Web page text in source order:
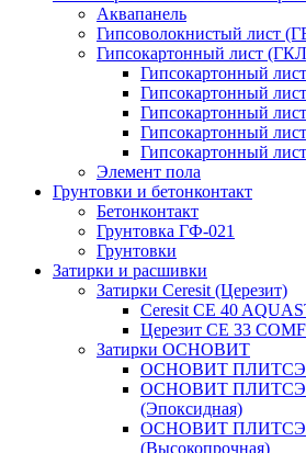
Аквапанель
Гипсоволокнистый лист
Гипсокартонный лист
Гипсокартонный
Гипсокартонный
Гипсокартонный
Гипсокартонный
Гипсокартонный
Элемент пола
Грунтовки и бетонконтакт
Бетонконтакт
Грунтовка ГФ-021
Грунтовки
Затирки и расшивки
Затирки Ceresit (Церезит)
Ceresit CE 40
Церезит CE 33
Затирки ОСНОВИТ
ОСНОВИТ
ОСНОВИТ
(Эпоксидная)
ОСНОВИТ
(Высокопрочная)